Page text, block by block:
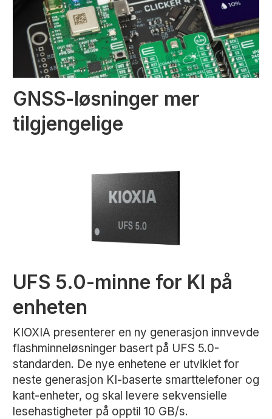
GNSS-løsninger mer
tilgjengelige
UFS 5.0-minne for KI på
enheten
KIOXIA presenterer en ny generasjon innvevde
flashminneløsninger basert på UFS 5.0-
standarden. De nye enhetene er utviklet for
neste generasjon KI-baserte smarttelefoner og
kant-enheter, og skal levere sekvensielle
lesehastigheter på opptil 10 GB/s.